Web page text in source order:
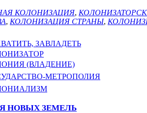
КОЛОНИЗАЦИЯ,
, КОЛОНИЗАЦИЯ СТРАНЫ,
ЗАВЛАДЕТЬ
(ВЛАДЕНИЕ)
МЕТРОПОЛИЯ
НОВЫХ ЗЕМЕЛЬ